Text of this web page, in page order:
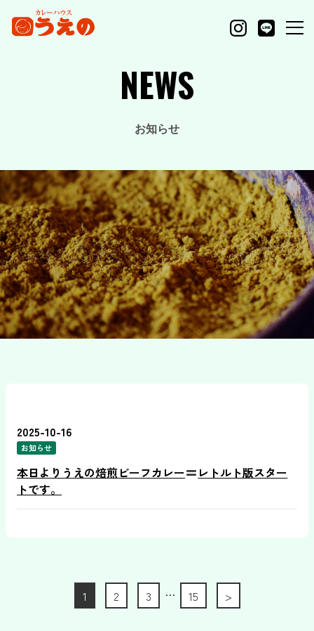
NEWS
お知らせ
2025-10-16
お知らせ
本日よりうえの焙煎ビーフカレー
レトルト版スター
トです。
1 2 3 … 15 >